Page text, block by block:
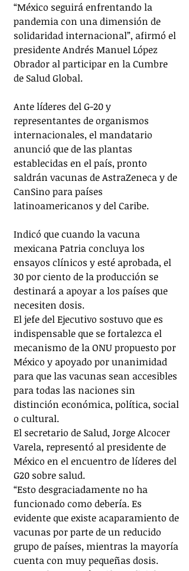
“México seguirá enfrentando la
pandemia con una dimensión de
solidaridad internacional”, afirmó el
presidente Andrés Manuel López
Obrador al participar en la Cumbre
de Salud Global.
Ante líderes del G-20 y
representantes de organismos
internacionales, el mandatario
anunció que de las plantas
establecidas en el país, pronto
saldrán vacunas de AstraZeneca y de
CanSino para países
latinoamericanos y del Caribe.
Indicó que cuando la vacuna
mexicana Patria concluya los
ensayos clínicos y esté aprobada, el
30 por ciento de la producción se
destinará a apoyar a los países que
necesiten dosis.
El jefe del Ejecutivo sostuvo que es
indispensable que se fortalezca el
mecanismo de la ONU propuesto por
México y apoyado por unanimidad
para que las vacunas sean accesibles
para todas las naciones sin
distinción económica, política, social
o cultural.
El secretario de Salud, Jorge Alcocer
Varela, representó al presidente de
México en el encuentro de líderes del
G20 sobre salud.
“Esto desgraciadamente no ha
funcionado como debería. Es
evidente que existe acaparamiento de
vacunas por parte de un reducido
grupo de países, mientras la mayoría
cuenta con muy pequeñas dosis.